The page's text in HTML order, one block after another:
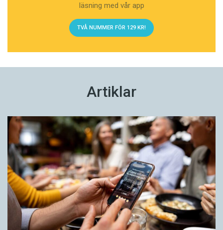
läsning med vår app
TVÅ NUMMER FÖR 129 KR!
Artiklar